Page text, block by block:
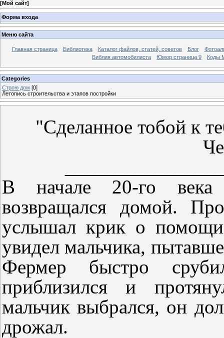
[Мой сайт]
Форма входа
Меню сайта
Главная страница Библиотека Каталог файлов, статей, советов Блог
Библия автомобилиста
Юмор страница 9 Коды
Categories
Строю дом [0]
Летопись строительства и этапов постройки
"Сделанное тобой к
В начале 20-го века
возвращался домой.
услышал крик о
увидел мальчика,
Фермер быстро
приблизился и
мальчик выбрался, он
дрожал.